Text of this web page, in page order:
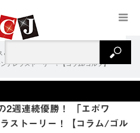
＆コラム
竹田麗央がツアー初Vからの2
デレラストーリー！【コラム/ゴルフ】
2週連続優勝！ 「エポワ
ストーリー！【コラム/ゴル